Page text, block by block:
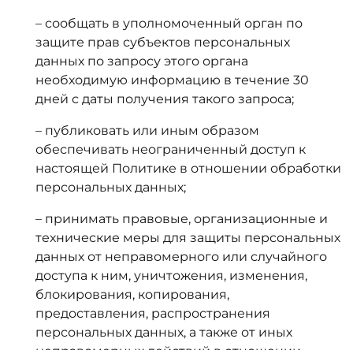
– сообщать в уполномоченный орган по
защите прав субъектов персональных
данных по запросу этого органа
необходимую информацию в течение 30
дней с даты получения такого запроса;
– публиковать или иным образом
обеспечивать неограниченный доступ к
настоящей Политике в отношении обработки
персональных данных;
– принимать правовые, организационные и
технические меры для защиты персональных
данных от неправомерного или случайного
доступа к ним, уничтожения, изменения,
блокирования, копирования,
предоставления, распространения
персональных данных, а также от иных